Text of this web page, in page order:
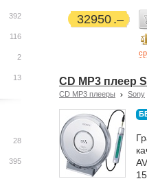
32950
CD MP3 плеер
CD MP3 плееры Sony
392
116
2
13
28
395